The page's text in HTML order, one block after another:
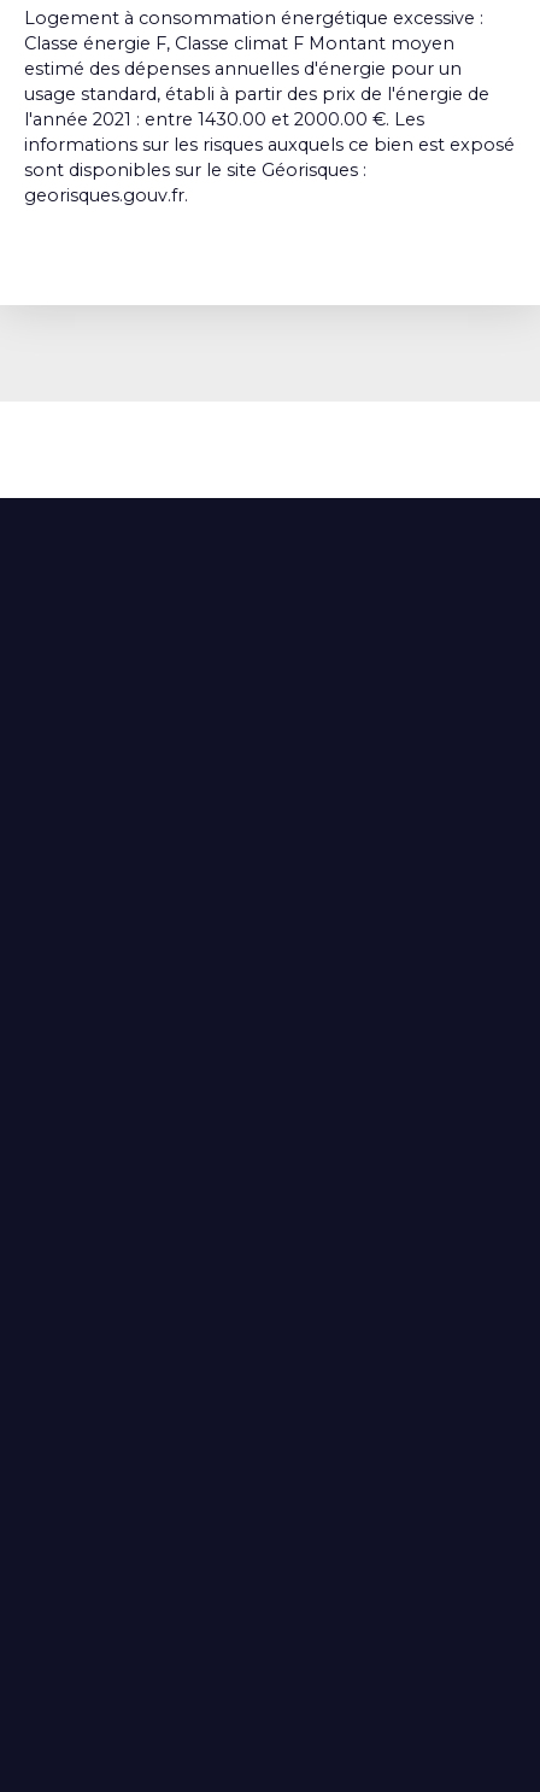
Logement à consommation énergétique excessive :
Classe énergie F, Classe climat F Montant moyen
estimé des dépenses annuelles d'énergie pour un
usage standard, établi à partir des prix de l'énergie de
l'année 2021 : entre 1430.00 et 2000.00 €. Les
informations sur les risques auxquels ce bien est exposé
sont disponibles sur le site Géorisques :
georisques.gouv.fr.